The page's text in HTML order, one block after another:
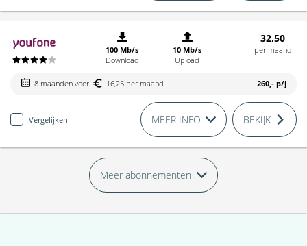
100 Mb/s
Download
10 Mb/s
Upload
32,50
per maand
8 maanden voor 16,25 per maand 260,- p/j
Vergelijken MEER INFO BEKIJK
Meer abonnementen